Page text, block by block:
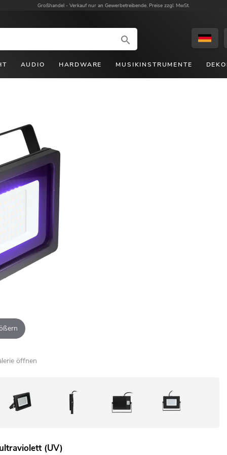
Großhandel - Verkauf nur an Gewerbetreibende. Preise zzgl. MwSt.
AUDIO HARDWARE MUSIKINSTRUMENTE
öffnen
(UV)